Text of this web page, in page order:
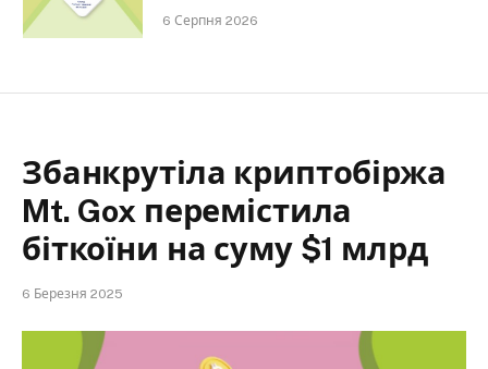
6 Серпня 2026
Збанкрутіла криптобіржа
Mt. Gox перемістила
біткоїни на суму $1 млрд
6 Березня 2025